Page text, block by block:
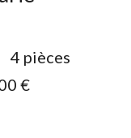
4 pièces
€